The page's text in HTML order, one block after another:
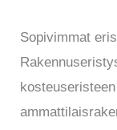
Sopivimmat